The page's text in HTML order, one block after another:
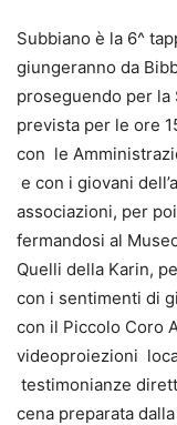
Subbiano è la 6^
giungeranno da
proseguendo per la
prevista per le ore
con le
e con i giovani
associazioni, per
fermandosi al
Quelli della Karin,
con i sentimenti di
con il Piccolo Coro
videoproiezioni
testimonianze
cena preparata